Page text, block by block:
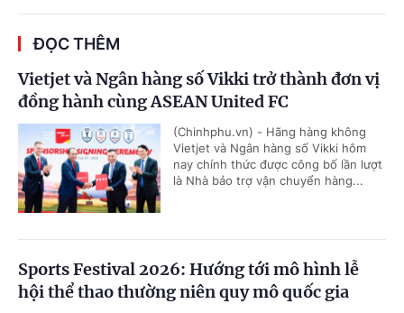
ĐỌC THÊM
Vietjet và Ngân hàng số Vikki trở thành đơn vị
đồng hành cùng ASEAN United FC
(Chinhphu.vn) - Hãng hàng không
Vietjet và Ngân hàng số Vikki hôm
nay chính thức được công bố lần lượt
là Nhà bảo trợ vận chuyển hàng...
Sports Festival 2026: Hướng tới mô hình lễ
hội thể thao thường niên quy mô quốc gia